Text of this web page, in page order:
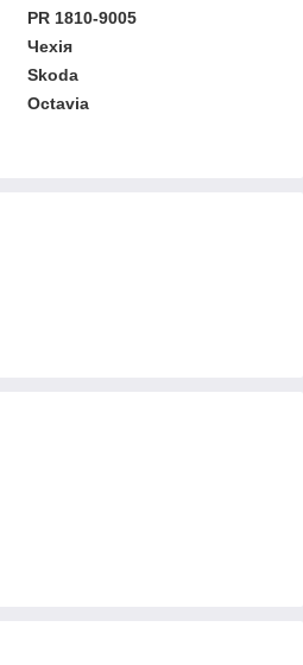
PR 1810-9005
Чехія
Skoda
Octavia